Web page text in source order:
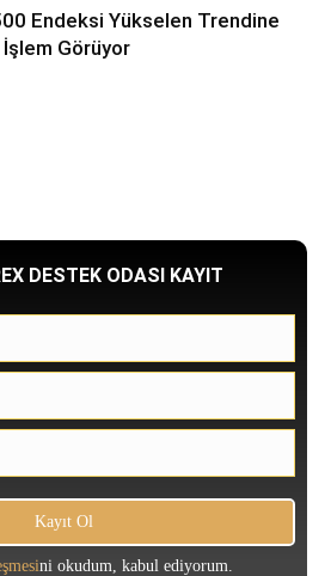
Endeksi Yükselen Trendine
İşlem Görüyor
DESTEK ODASI KAYIT
ni okudum, kabul ediyorum.